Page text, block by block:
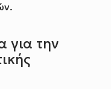
για την